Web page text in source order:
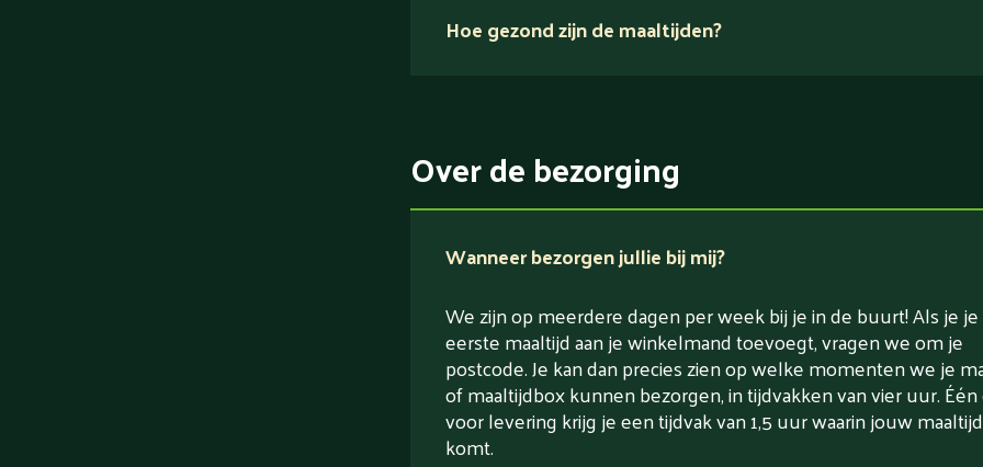
Hoe gezond zijn de maaltijden?
Over de bezorging
Wanneer bezorgen jullie bij mij?
We zijn op meerdere dagen per week bij je in de buurt! Als je je
eerste maaltijd aan je winkelmand toevoegt, vragen we om je
postcode. Je kan dan precies zien op welke momenten we je
of maaltijdbox kunnen bezorgen, in tijdvakken van vier uur. Één
voor levering krijg je een tijdvak van 1,5 uur waarin jouw maaltijd
komt.